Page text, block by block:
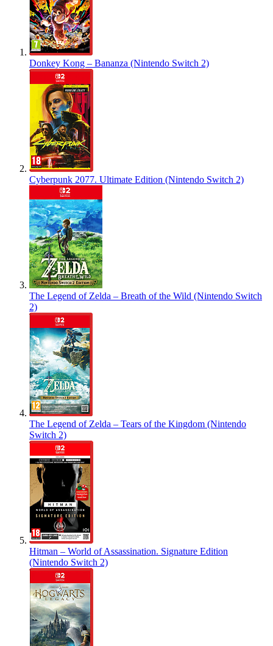
Donkey Kong – Bananza (Nintendo Switch 2)
Cyberpunk 2077. Ultimate Edition (Nintendo Switch 2)
The Legend of Zelda – Breath of the Wild (Nintendo Switch
2)
The Legend of Zelda – Tears of the Kingdom (Nintendo
Switch 2)
Hitman – World of Assassination. Signature Edition
(Nintendo Switch 2)